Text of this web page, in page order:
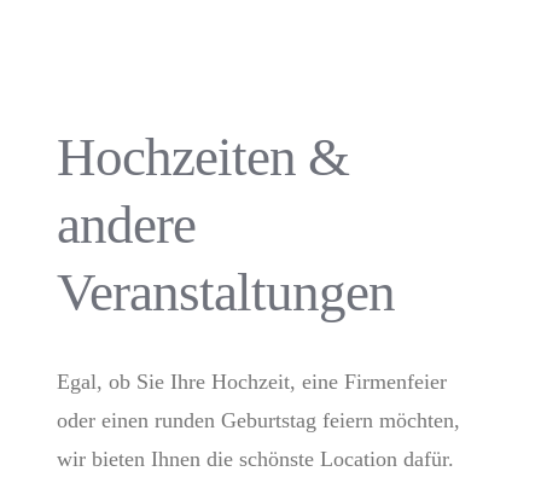
Hochzeiten &
andere
Veranstaltungen
Egal, ob Sie Ihre Hochzeit, eine Firmenfeier
oder einen runden Geburtstag feiern möchten,
wir bieten Ihnen die schönste Location dafür.